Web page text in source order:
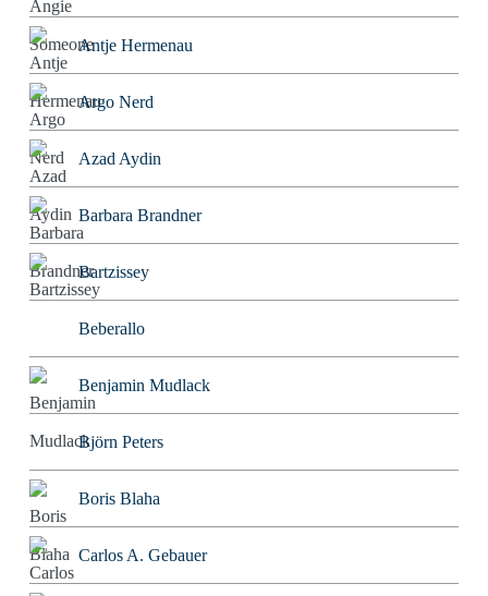
Antje Hermenau
Argo Nerd
Azad Aydin
Barbara Brandner
Bartzissey
Beberallo
Benjamin Mudlack
Björn Peters
Boris Blaha
Carlos A. Gebauer